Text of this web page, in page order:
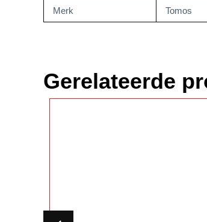
Merk Tomos
Gerelateerde